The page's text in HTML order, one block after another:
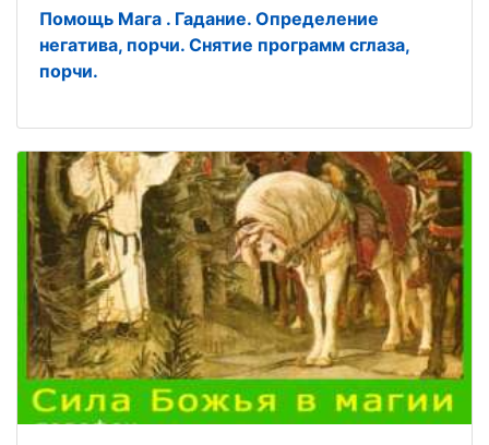
Помощь Мага . Гадание. Определение
негатива, порчи. Снятие программ сглаза,
порчи.